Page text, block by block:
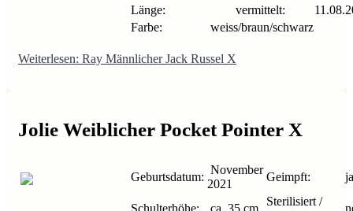
Länge:
vermittelt:
Farbe:
weiss/braun/schwarz
Weiterlesen: Ray Männlicher Jack Russel X
Jolie Weiblicher Pocket Pointer X
Geburtsdatum:
November
2021
Geimpft: ja
Schulterhöhe: ca. 35 cm
Sterilisiert /